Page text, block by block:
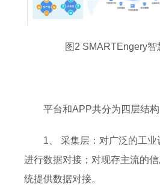
图2 SMARTEngery
平台和APP共分为四层结构
1、 采集层：对广泛的工
进行数据对接；对现存主流的
统提供数据对接。